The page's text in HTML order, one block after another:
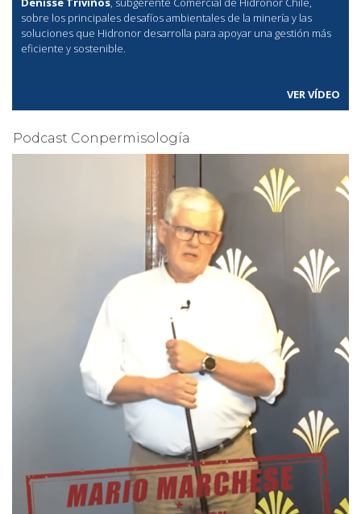
sobre los principales desafíos ambientales de la minería y las
soluciones que Hidronor desarrolla para apoyar una gestión más
eficiente y sostenible.
VER VÍDEO
Podcast Conpermisología